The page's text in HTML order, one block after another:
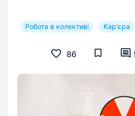
Робота в колективі Кар'єра
86